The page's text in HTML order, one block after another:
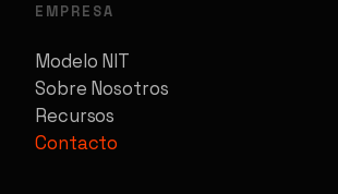
EMPRESA
Modelo NIT
Sobre Nosotros
Recursos
Contacto